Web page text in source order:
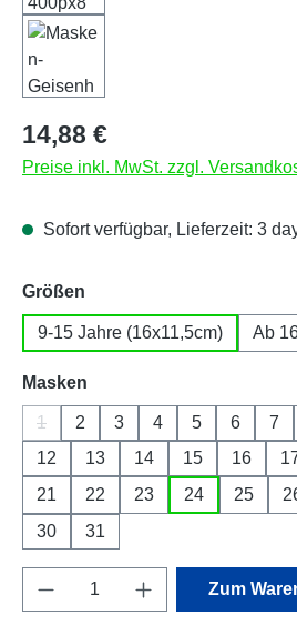
Regulärer Preis:
14,88 €
Preise inkl. MwSt. zzgl.
Sofort verfügbar, Lieferzeit: 3
Größen
9-15 Jahre (16x11,5cm) Ab
Masken
1
(Diese Option ist zurzeit nicht
2 3 4 5 6 7
12
13 14 15 16
21
22 23 24 25
30
31
Produkt Anzahl: Gib
Zum